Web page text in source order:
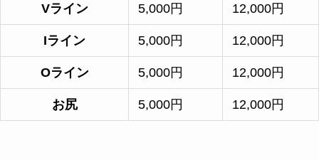
Vライン 5,000円 12,000円
Iライン 5,000円 12,000円
Oライン 5,000円 12,000円
お尻 5,000円 12,000円